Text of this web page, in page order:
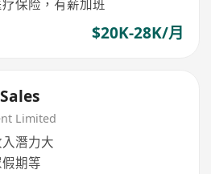
保险，有薪加班
$20K-28K/月
Limited
潛力大
期等